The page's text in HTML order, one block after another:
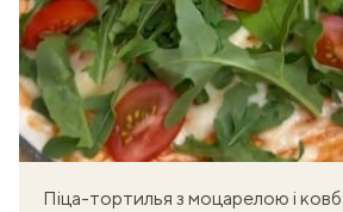
Піца-тортилья з моцарелою і